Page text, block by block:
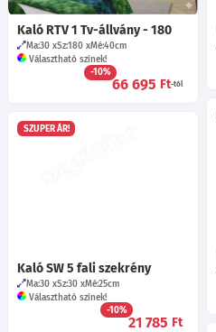
Kaló RTV 1 Tv-állvány - 180
Ma:30 Sz:180 Mé:40cm
Választható színek!
-10%
66 695 Ft-tól
SZUPER ÁR!
Kaló SW 5 fali szekrény
Ma:30 Sz:30 Mé:25cm
Választható színek!
-10%
21 785 Ft